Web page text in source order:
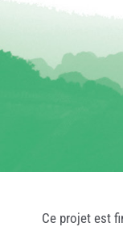
Ce projet est